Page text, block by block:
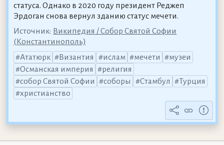
статуса. Однако в 2020 году президент Реджеп
Эрдоган снова вернул зданию статус мечети.
Источник: Википедия / Собор Святой Софии
(Константинополь)
Ататюрк
Византия ислам мечети
музеи
Османская империя
религия
собор Святой Софии
соборы Стамбул
Турция
христианство